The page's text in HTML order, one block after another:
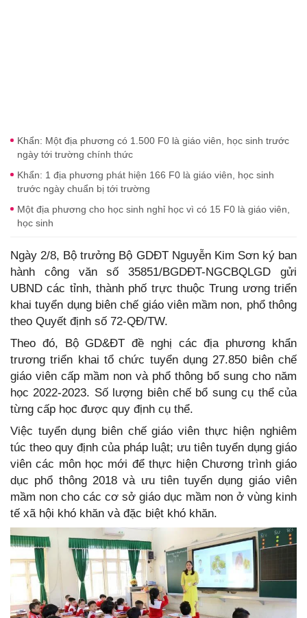
Khẩn: Một địa phương có 1.500 F0 là giáo viên, học sinh trước
ngày tới trường chính thức
Khẩn: 1 địa phương phát hiện 166 F0 là giáo viên, học sinh
trước ngày chuẩn bị tới trường
Một địa phương cho học sinh nghỉ học vì có 15 F0 là giáo viên,
học sinh
Ngày 2/8, Bộ trưởng Bộ GDĐT Nguyễn Kim Sơn ký ban
hành công văn số 35851/BGDĐT-NGCBQLGD gửi
UBND các tỉnh, thành phố trực thuộc Trung ương triển
khai tuyển dụng biên chế giáo viên mầm non, phổ thông
theo Quyết định số 72-QĐ/TW.
Theo đó, Bộ GD&ĐT đề nghị các địa phương khẩn
trương triển khai tổ chức tuyển dụng 27.850 biên chế
giáo viên cấp mầm non và phổ thông bổ sung cho năm
học 2022-2023. Số lượng biên chế bổ sung cụ thể của
từng cấp học được quy định cụ thể.
Việc tuyển dụng biên chế giáo viên thực hiện nghiêm
túc theo quy định của pháp luật; ưu tiên tuyển dụng giáo
viên các môn học mới để thực hiện Chương trình giáo
dục phổ thông 2018 và ưu tiên tuyển dụng giáo viên
mầm non cho các cơ sở giáo dục mầm non ở vùng kinh
tế xã hội khó khăn và đặc biệt khó khăn.